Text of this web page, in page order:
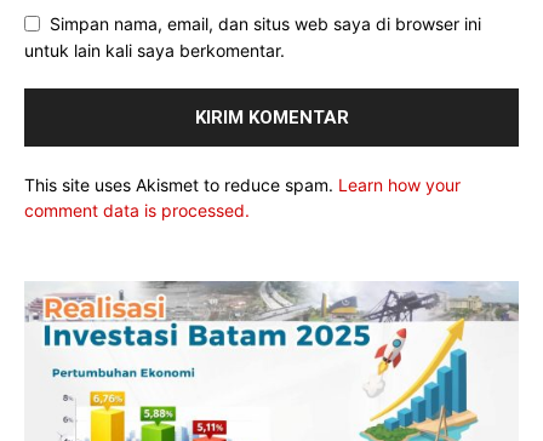
Simpan nama, email, dan situs web saya di browser ini
untuk lain kali saya berkomentar.
This site uses Akismet to reduce spam. Learn how your
comment data is processed.